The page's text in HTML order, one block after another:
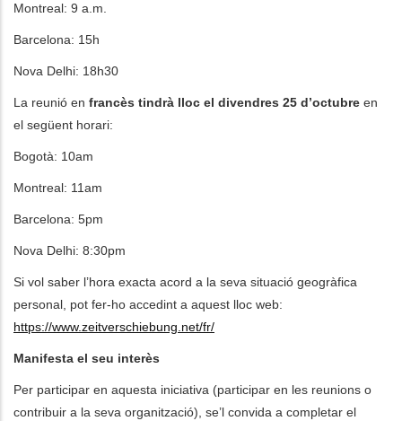
Montreal: 9 a.m.
Barcelona: 15h
Nova Delhi: 18h30
La reunió en francès tindrà lloc el divendres 25 d’octubre en
el següent horari:
Bogotà: 10am
Montreal: 11am
Barcelona: 5pm
Nova Delhi: 8:30pm
Si vol saber l’hora exacta acord a la seva situació geogràfica
personal, pot fer-ho accedint a aquest lloc web:
https://www.zeitverschiebung.net/fr/
Manifesta el seu interès
Per participar en aquesta iniciativa (participar en les reunions o
contribuir a la seva organització), se’l convida a completar el